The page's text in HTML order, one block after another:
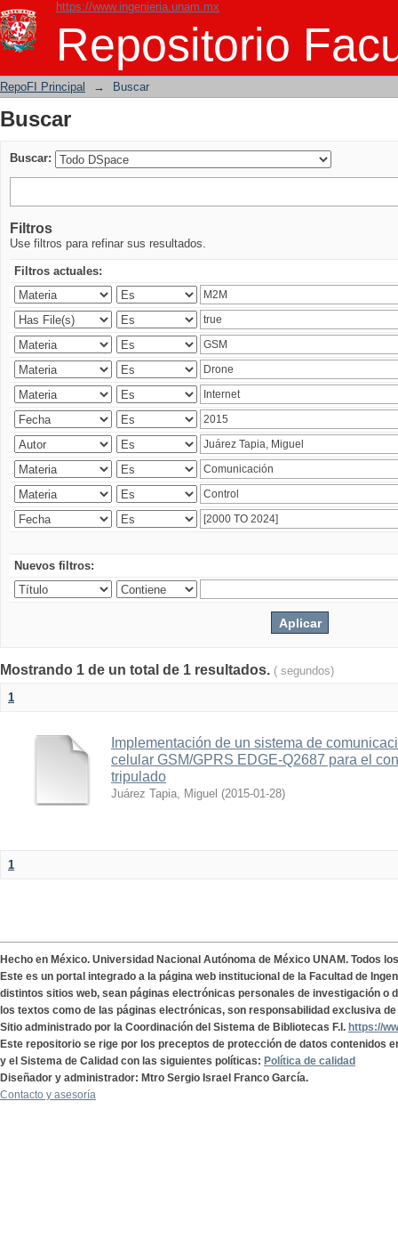
https://www.ingenieria.unam.mx
Repositorio
Buscar
RepoFI Principal → Buscar
Buscar
Buscar:
Filtros
Use filtros para refinar sus resultados.
Filtros actuales:
Nuevos filtros:
Mostrando 1 de un total de 1 resultados. ( segundos)
1
Implementación de un sistema de
celular GSM/GPRS EDGE-Q2687 para el
tripulado
Juárez Tapia, Miguel (2015-01-28)
1
Hecho en México. Universidad Nacional Autónoma de México UNAM. Todos
Este es un portal integrado a la página web institucional de la Facultad de
distintos sitios web, sean páginas electrónicas personales de investigación o
los textos como de las páginas electrónicas, son responsabilidad exclusiva
Sitio administrado por la Coordinación del Sistema de Bibliotecas F.I. https://
Este repositorio se rige por los preceptos de protección de datos contenidos
y el Sistema de Calidad con las siguientes políticas: Política de calidad
Diseñador y administrador: Mtro Sergio Israel Franco García.
Contacto y asesoría